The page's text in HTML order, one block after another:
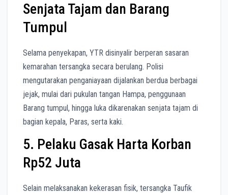
Senjata Tajam dan Barang
Tumpul
Selama penyekapan, YTR disinyalir berperan sasaran
kemarahan tersangka secara berulang. Polisi
mengutarakan penganiayaan dijalankan berdua berbagai
jejak, mulai dari pukulan tangan Hampa, penggunaan
Barang tumpul, hingga luka dikarenakan senjata tajam di
bagian kepala, Paras, serta kaki.
5. Pelaku Gasak Harta Korban
Rp52 Juta
Selain melaksanakan kekerasan fisik, tersangka Taufik